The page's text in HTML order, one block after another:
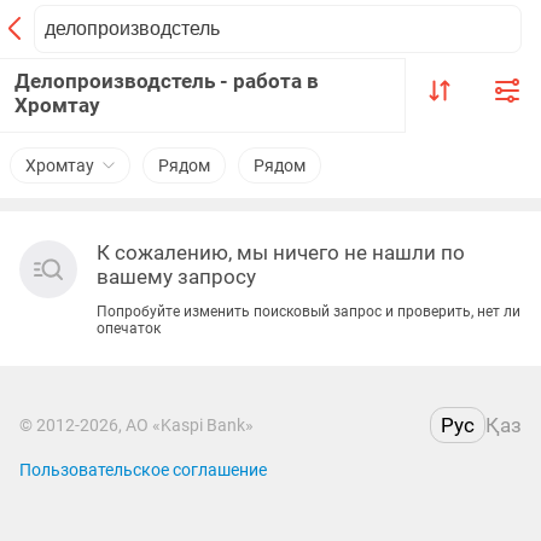
Делопроизводстель - работа в
Хромтау
Хромтау Рядом Рядом
К сожалению, мы ничего не нашли по
вашему запросу
Попробуйте изменить поисковый запрос и проверить, нет ли
опечаток
© 2012-2026, АО «Kaspi Bank» Рус Қаз
Пользовательское соглашение